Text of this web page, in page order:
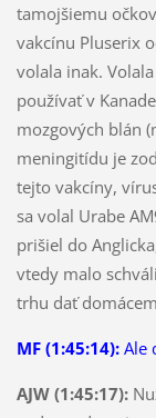
tamojšiemu
vakcínu Pluserix
volala inak.
používať v
mozgových blán
meningitídu je
tejto vakcíny,
sa volal Urabe
prišiel do
vtedy malo
trhu dať
MF (1:45:14):Ale
AJW (1:45:17):